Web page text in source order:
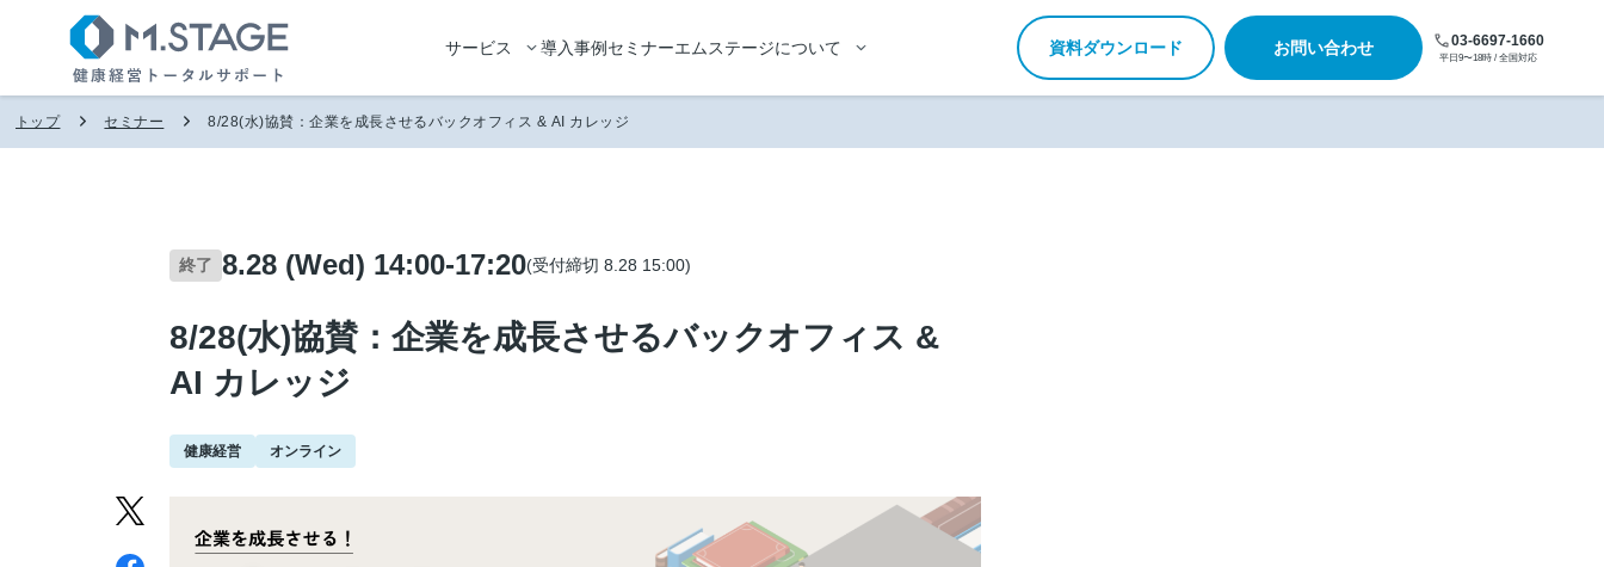
サービス 導入事例 セミナーエムステージについて 資料ダウンロード お問い合わせ 03-6697-1660
平日9〜18時 / 全国対応
トップ セミナー 8/28(水)協賛：企業を成長させるバックオフィス & AI カレッジ
終了 8.28 (Wed) 14:00-17:20(受付締切 8.28 15:00)
8/28(水)協賛：企業を成長させるバックオフィス &
AI カレッジ
健康経営 オンライン